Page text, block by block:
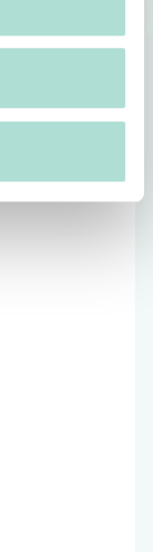
link)
uitgaande link)